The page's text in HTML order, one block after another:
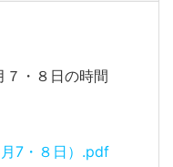
７・８日の時間
7・８日）.pdf